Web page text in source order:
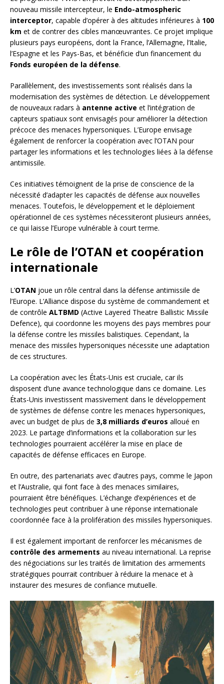
nouveau missile intercepteur, le Endo-atmospheric
interceptor, capable d’opérer à des altitudes inférieures à 100
km et de contrer des cibles manœuvrantes. Ce projet implique
plusieurs pays européens, dont la France, l’Allemagne, l’Italie,
l’Espagne et les Pays-Bas, et bénéficie d’un financement du
Fonds européen de la défense.
Parallèlement, des investissements sont réalisés dans la
modernisation des systèmes de détection. Le développement
de nouveaux radars à antenne active et l’intégration de
capteurs spatiaux sont envisagés pour améliorer la détection
précoce des menaces hypersoniques. L’Europe envisage
également de renforcer la coopération avec l’OTAN pour
partager les informations et les technologies liées à la défense
antimissile.
Ces initiatives témoignent de la prise de conscience de la
nécessité d’adapter les capacités de défense aux nouvelles
menaces. Toutefois, le développement et le déploiement
opérationnel de ces systèmes nécessiteront plusieurs années,
ce qui laisse l’Europe vulnérable à court terme.
Le rôle de l’OTAN et coopération
internationale
L’OTAN joue un rôle central dans la défense antimissile de
l’Europe. L’Alliance dispose du système de commandement et
de contrôle ALTBMD (Active Layered Theatre Ballistic Missile
Defence), qui coordonne les moyens des pays membres pour
la défense contre les missiles balistiques. Cependant, la
menace des missiles hypersoniques nécessite une adaptation
de ces structures.
La coopération avec les États-Unis est cruciale, car ils
disposent d’une avance technologique dans ce domaine. Les
États-Unis investissent massivement dans le développement
de systèmes de défense contre les menaces hypersoniques,
avec un budget de plus de 3,8 milliards d’euros alloué en
2023. Le partage d’informations et la collaboration sur les
technologies pourraient accélérer la mise en place de
capacités de défense efficaces en Europe.
En outre, des partenariats avec d’autres pays, comme le Japon
et l’Australie, qui font face à des menaces similaires,
pourraient être bénéfiques. L’échange d’expériences et de
technologies peut contribuer à une réponse internationale
coordonnée face à la prolifération des missiles hypersoniques.
Il est également important de renforcer les mécanismes de
contrôle des armements au niveau international. La reprise
des négociations sur les traités de limitation des armements
stratégiques pourrait contribuer à réduire la menace et à
instaurer des mesures de confiance mutuelle.